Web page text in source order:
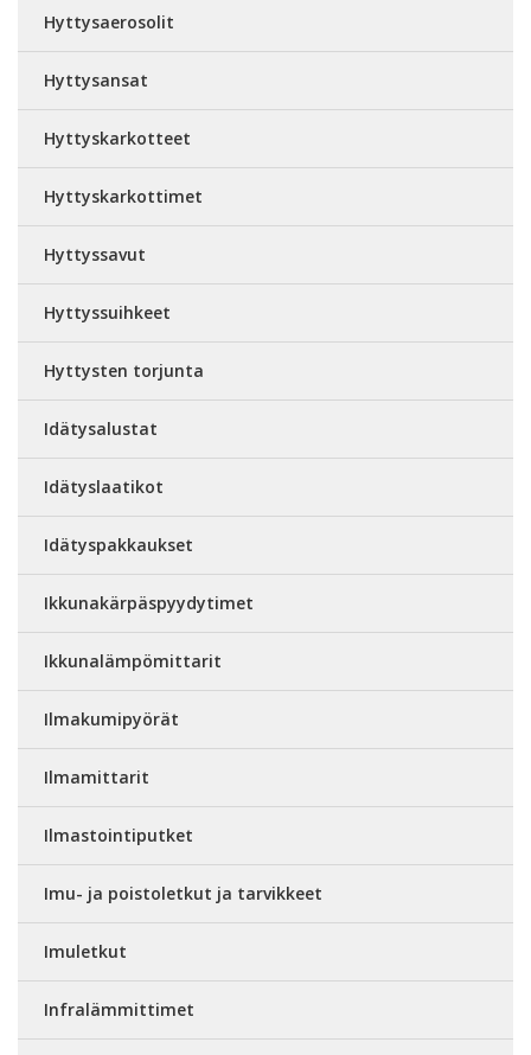
Hyttysaerosolit
Hyttysansat
Hyttyskarkotteet
Hyttyskarkottimet
Hyttyssavut
Hyttyssuihkeet
Hyttysten torjunta
Idätysalustat
Idätyslaatikot
Idätyspakkaukset
Ikkunakärpäspyydytimet
Ikkunalämpömittarit
Ilmakumipyörät
Ilmamittarit
Ilmastointiputket
Imu- ja poistoletkut ja tarvikkeet
Imuletkut
Infralämmittimet